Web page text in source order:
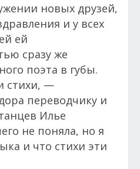
новых друзей,
и у всех
ей
сразу же
поэта в губы.
стихи, —
переводчику и
Илье
не поняла, но я
и что стихи эти